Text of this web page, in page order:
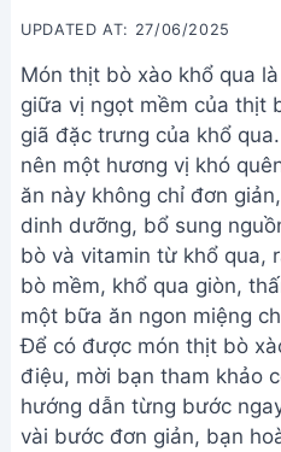
UPDATED AT: 27/06/2025
Món thịt bò xào khổ qua
giữa vị ngọt mềm của thịt
giã đặc trưng của khổ
nên một hương vị khó
ăn này không chỉ đơn
dinh dưỡng, bổ sung
bò và vitamin từ khổ qua,
bò mềm, khổ qua giòn,
một bữa ăn ngon miệng
Để có được món thịt bò
điệu, mời bạn tham khảo
hướng dẫn từng bước
vài bước đơn giản, bạn